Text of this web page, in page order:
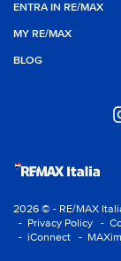
ENTRA IN RE/MAX
MY RE/MAX
BLOG
2026 © - RE/MAX
- Privacy Policy
-
- iConnect
-